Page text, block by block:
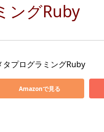
ングRuby
タプログラミングRuby
Amazonで見る